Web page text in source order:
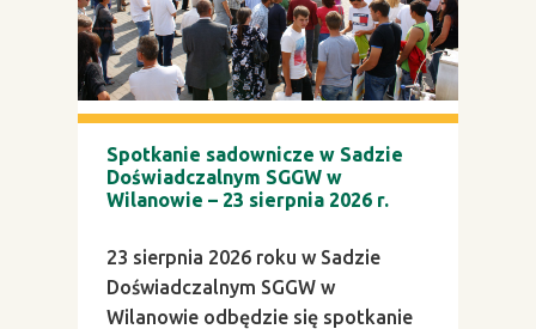
Spotkanie sadownicze w Sadzie
Doświadczalnym SGGW w
Wilanowie – 23 sierpnia 2026 r.
23 sierpnia 2026 roku w Sadzie
Doświadczalnym SGGW w
Wilanowie odbędzie się spotkanie